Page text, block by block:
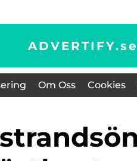
ADVERTIFY.se
Om Oss Cookies